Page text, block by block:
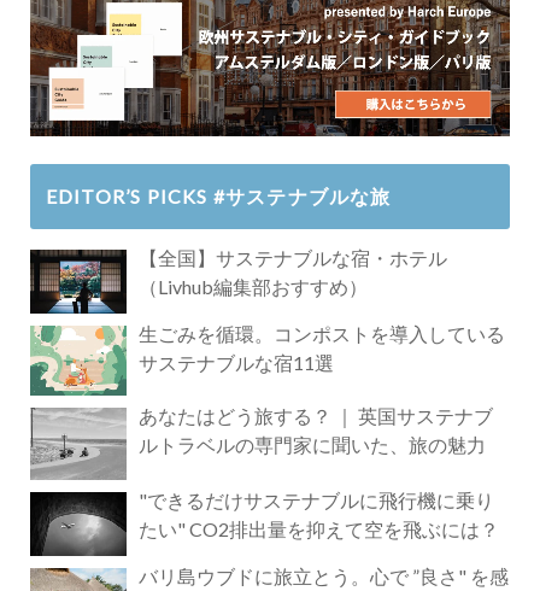
EDITOR’S PICKS #サステナブルな旅
【全国】サステナブルな宿・ホテル
（Livhub編集部おすすめ）
生ごみを循環。コンポストを導入している
サステナブルな宿11選
あなたはどう旅する？ ｜ 英国サステナブ
ルトラベルの専門家に聞いた、旅の魅力
"できるだけサステナブルに飛行機に乗り
たい" CO2排出量を抑えて空を飛ぶには？
バリ島ウブドに旅立とう。心で ”良さ" を感